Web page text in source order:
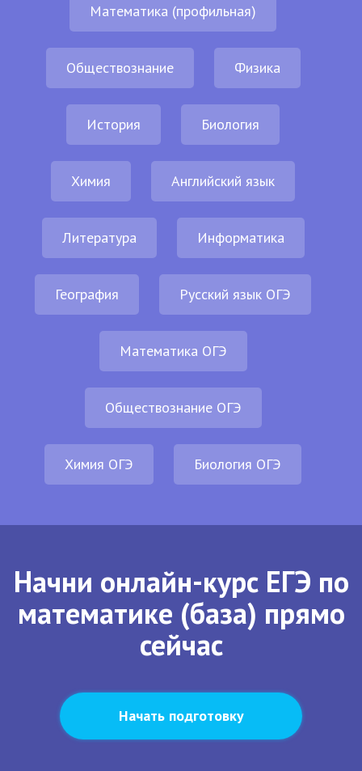
Математика (профильная)
Обществознание Физика
История Биология
Химия Английский язык
Литература Информатика
География Русский язык ОГЭ
Математика ОГЭ
Обществознание ОГЭ
Химия ОГЭ Биология ОГЭ
Начни онлайн-курс ЕГЭ по
математике (база) прямо
сейчас
Начать подготовку